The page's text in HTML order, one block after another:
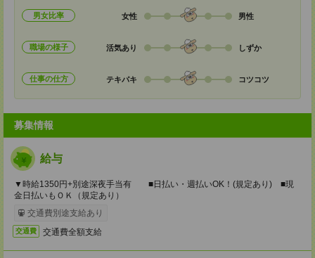
男女比率 女性 男性
職場の様子 活気あり しずか
仕事の仕方 テキパキ コツコツ
募集情報
給与
▼時給1350円+別途深夜手当有 ■日払い・週払いOK！(規定あり) ■現
金日払いもＯＫ（規定あり）
交通費別途支給あり
交通費 交通費全額支給